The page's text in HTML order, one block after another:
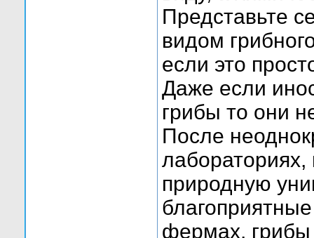
Представьте
видом
если это
Даже если
грибы то они
После
природную
фермах,